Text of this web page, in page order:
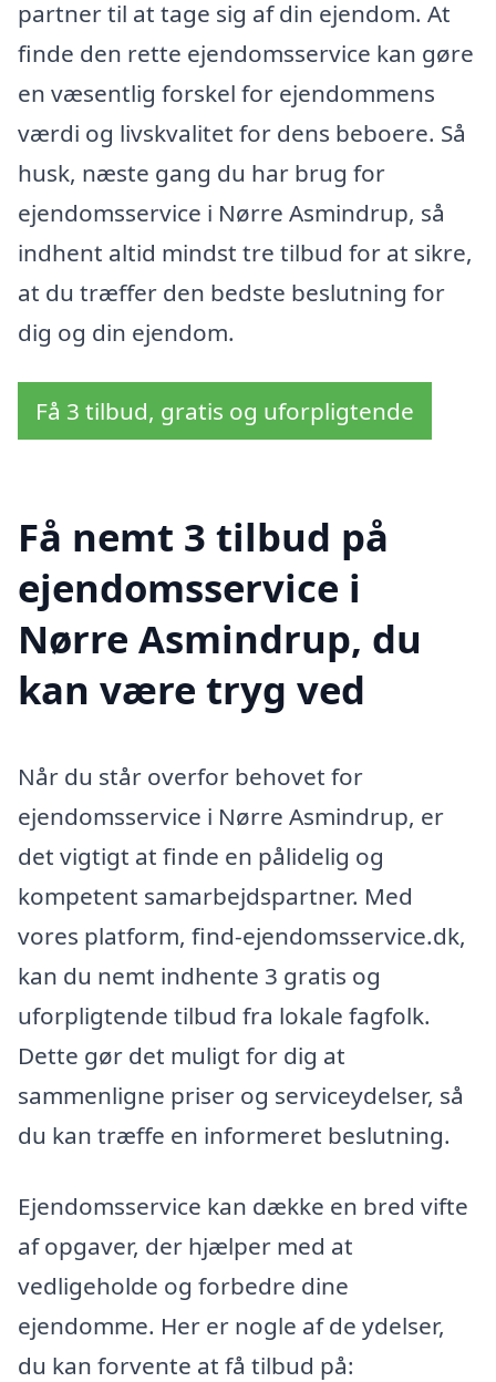
partner til at tage sig af din ejendom. At
finde den rette ejendomsservice kan gøre
en væsentlig forskel for ejendommens
værdi og livskvalitet for dens beboere. Så
husk, næste gang du har brug for
ejendomsservice i Nørre Asmindrup, så
indhent altid mindst tre tilbud for at sikre,
at du træffer den bedste beslutning for
dig og din ejendom.
Få 3 tilbud, gratis og uforpligtende
Få nemt 3 tilbud på
ejendomsservice i
Nørre Asmindrup, du
kan være tryg ved
Når du står overfor behovet for
ejendomsservice i Nørre Asmindrup, er
det vigtigt at finde en pålidelig og
kompetent samarbejdspartner. Med
vores platform, find-ejendomsservice.dk,
kan du nemt indhente 3 gratis og
uforpligtende tilbud fra lokale fagfolk.
Dette gør det muligt for dig at
sammenligne priser og serviceydelser, så
du kan træffe en informeret beslutning.
Ejendomsservice kan dække en bred vifte
af opgaver, der hjælper med at
vedligeholde og forbedre dine
ejendomme. Her er nogle af de ydelser,
du kan forvente at få tilbud på: